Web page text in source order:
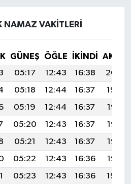
NAMAZ VAKITLERI
GÜNEŞ ÖĞLE İKINDI
05:17 12:43 16:38
20:00
05:18 12:44 16:37
19:59
05:19 12:44 16:37
19:58
05:20 12:43 16:37
19:57
05:21 12:43 16:37
19:56
05:22 12:43 16:36
19:55
05:23 12:43 16:36
19:54